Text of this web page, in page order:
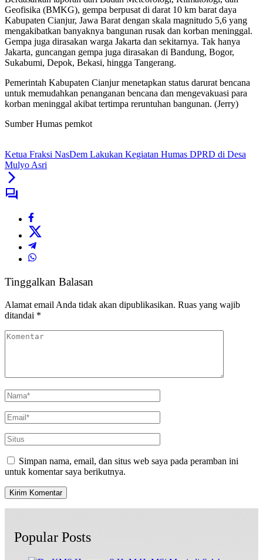
Geofisika (BMKG), gempa berpusat di darat 10 km barat daya
Kabupaten Cianjur, Jawa Barat dengan skala magnitudo 5,6 yang
mengakibatkan banyaknya bangunan rusak dan korban meninggal.
Gempa juga dirasakan warga Jakarta dan sekitarnya. Tak hanya
Jakarta, guncangan gempa juga dirasakan di Bandung, Bogor,
Sukabumi, Depok, Bekasi, hingga Tangerang.
Pemerintah Kabupaten Cianjur menetapkan status darurat bencana
untuk memudahkan penanganan bencana dan mengevakuasi para
korban meninggal akibat tertimpa reruntuhan bangunan. (Jerry)
Sumber Humas pemkot
Ketua Fraksi NasDem Lakukan Kegiatan Humas DPRD di Desa
Mulyo Asri
Tinggalkan Balasan
Alamat email Anda tidak akan dipublikasikan. Ruas yang wajib
ditandai *
Simpan nama, email, dan situs web saya pada peramban ini
untuk komentar saya berikutnya.
Popular Posts